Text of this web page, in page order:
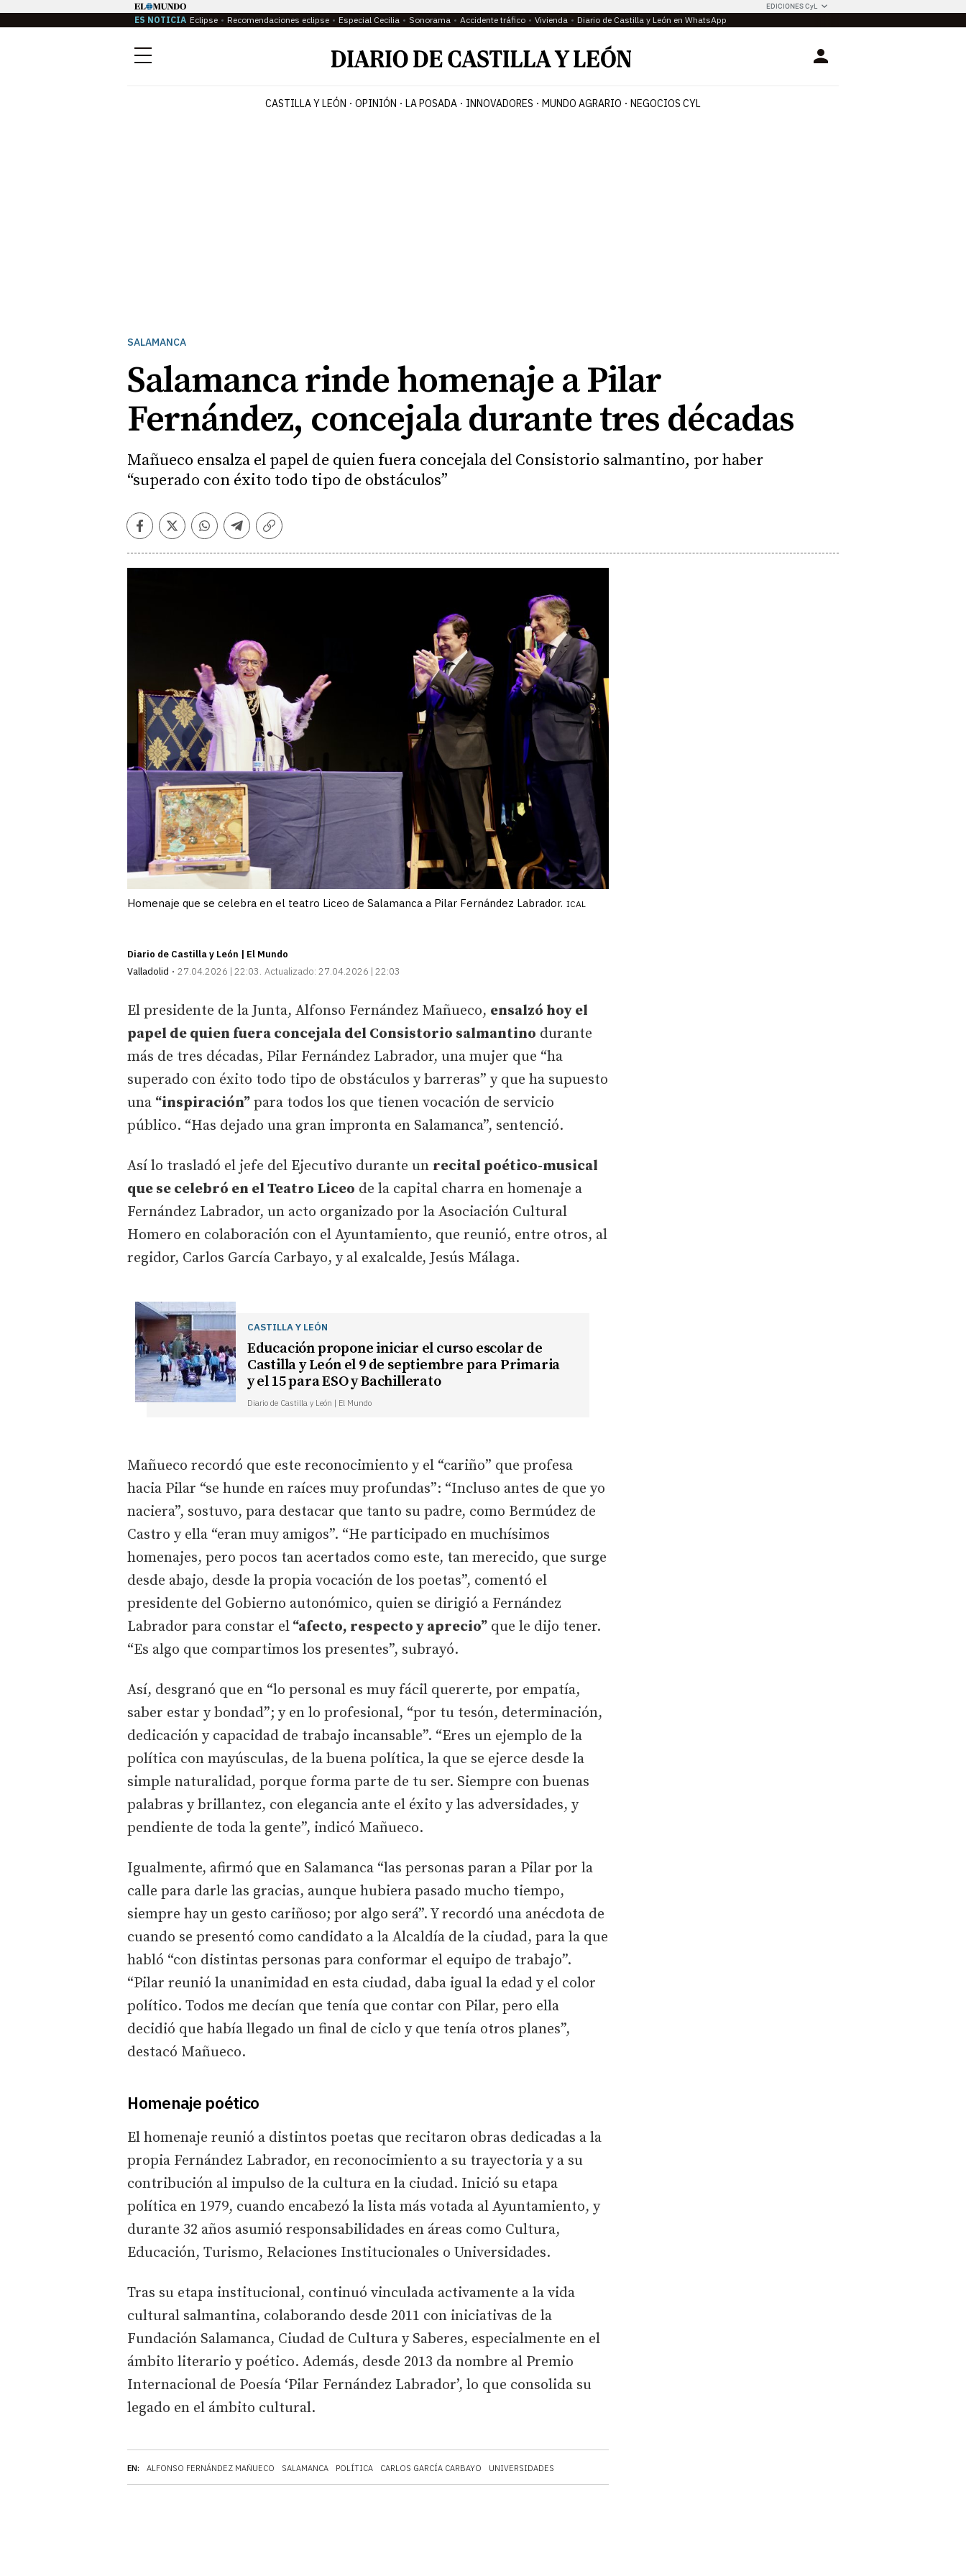
EDICIONES CyL
ES NOTICIA Eclipse Recomendaciones eclipse Especial Cecilia Sonorama Accidente tráfico Vivienda Diario de Castilla y León en WhatsApp
Menú Login
CASTILLA Y LEÓN OPINIÓN LA POSADA INNOVADORES MUNDO AGRARIO NEGOCIOS CYL
SALAMANCA
Salamanca rinde homenaje a Pilar
Fernández, concejala durante tres décadas
Mañueco ensalza el papel de quien fuera concejala del Consistorio salmantino, por haber
“superado con éxito todo tipo de obstáculos”
Facebook
TwitterWhatsapp
Telegram
Copiar
Homenaje que se celebra en el teatro Liceo de Salamanca a Pilar Fernández Labrador. ICAL
Diario de Castilla y León | El Mundo
Valladolid
27.04.2026 | 22:03 Actualizado: 27.04.2026 | 22:03
EN: ALFONSO FERNÁNDEZ MAÑUECO SALAMANCA POLÍTICA CARLOS GARCÍA CARBAYO UNIVERSIDADES
El presidente de la Junta, Alfonso Fernández Mañueco, ensalzó hoy el
papel de quien fuera concejala del Consistorio salmantino durante
más de tres décadas, Pilar Fernández Labrador, una mujer que “ha
superado con éxito todo tipo de obstáculos y barreras” y que ha supuesto
una “inspiración” para todos los que tienen vocación de servicio
público. “Has dejado una gran impronta en Salamanca”, sentenció.
Así lo trasladó el jefe del Ejecutivo durante un recital poético-musical
que se celebró en el Teatro Liceo de la capital charra en homenaje a
Fernández Labrador, un acto organizado por la Asociación Cultural
Homero en colaboración con el Ayuntamiento, que reunió, entre otros, al
regidor, Carlos García Carbayo, y al exalcalde, Jesús Málaga.
CASTILLA Y LEÓN
Educación propone iniciar el curso escolar de
Castilla y León el 9 de septiembre para Primaria
y el 15 para ESO y Bachillerato
Diario de Castilla y León | El Mundo
Mañueco recordó que este reconocimiento y el “cariño” que profesa
hacia Pilar “se hunde en raíces muy profundas”: “Incluso antes de que yo
naciera”, sostuvo, para destacar que tanto su padre, como Bermúdez de
Castro y ella “eran muy amigos”. “He participado en muchísimos
homenajes, pero pocos tan acertados como este, tan merecido, que surge
desde abajo, desde la propia vocación de los poetas”, comentó el
presidente del Gobierno autonómico, quien se dirigió a Fernández
Labrador para constar el “afecto, respecto y aprecio” que le dijo tener.
“Es algo que compartimos los presentes”, subrayó.
Así, desgranó que en “lo personal es muy fácil quererte, por empatía,
saber estar y bondad”; y en lo profesional, “por tu tesón, determinación,
dedicación y capacidad de trabajo incansable”. “Eres un ejemplo de la
política con mayúsculas, de la buena política, la que se ejerce desde la
simple naturalidad, porque forma parte de tu ser. Siempre con buenas
palabras y brillantez, con elegancia ante el éxito y las adversidades, y
pendiente de toda la gente”, indicó Mañueco.
Igualmente, afirmó que en Salamanca “las personas paran a Pilar por la
calle para darle las gracias, aunque hubiera pasado mucho tiempo,
siempre hay un gesto cariñoso; por algo será”. Y recordó una anécdota de
cuando se presentó como candidato a la Alcaldía de la ciudad, para la que
habló “con distintas personas para conformar el equipo de trabajo”.
“Pilar reunió la unanimidad en esta ciudad, daba igual la edad y el color
político. Todos me decían que tenía que contar con Pilar, pero ella
decidió que había llegado un final de ciclo y que tenía otros planes”,
destacó Mañueco.
Homenaje poético
El homenaje reunió a distintos poetas que recitaron obras dedicadas a la
propia Fernández Labrador, en reconocimiento a su trayectoria y a su
contribución al impulso de la cultura en la ciudad. Inició su etapa
política en 1979, cuando encabezó la lista más votada al Ayuntamiento, y
durante 32 años asumió responsabilidades en áreas como Cultura,
Educación, Turismo, Relaciones Institucionales o Universidades.
Tras su etapa institucional, continuó vinculada activamente a la vida
cultural salmantina, colaborando desde 2011 con iniciativas de la
Fundación Salamanca, Ciudad de Cultura y Saberes, especialmente en el
ámbito literario y poético. Además, desde 2013 da nombre al Premio
Internacional de Poesía ‘Pilar Fernández Labrador’, lo que consolida su
legado en el ámbito cultural.